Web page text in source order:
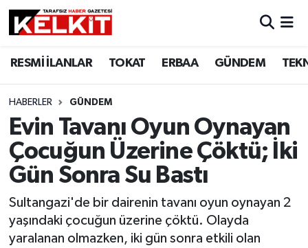
RESMİ İLANLAR TOKAT ERBAA GÜNDEM
HABERLER GÜNDEM
Evin Tavanı Oyun Oynayan
Çocuğun Üzerine Çöktü; İki
Gün Sonra Su Bastı
Sultangazi'de bir dairenin tavanı oyun oynayan 2
yaşındaki çocuğun üzerine çöktü. Olayda
yaralanan olmazken, iki gün sonra etkili olan